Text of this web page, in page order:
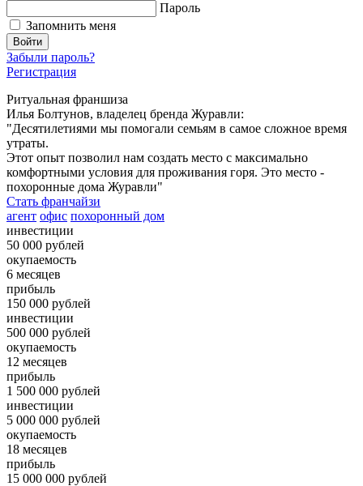
Пароль
Запомнить меня
Войти
Забыли пароль?
Регистрация
Ритуальная франшиза
Илья Болтунов, владелец бренда Журавли:
"Десятилетиями мы помогали семьям в самое сложное время
утраты.
Этот опыт позволил нам создать место с максимально
комфортными условия для проживания горя. Это место -
похоронные дома Журавли"
Стать франчайзи
агент офис похоронный дом
инвестиции
50 000 рублей
окупаемость
6 месяцев
прибыль
150 000 рублей
инвестиции
500 000 рублей
окупаемость
12 месяцев
прибыль
1 500 000 рублей
инвестиции
5 000 000 рублей
окупаемость
18 месяцев
прибыль
15 000 000 рублей